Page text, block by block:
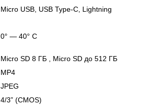
Micro USB, USB Type-C, Lightning
0° — 40° C
Micro SD 8 ГБ , Micro SD до 512 ГБ
MP4
JPEG
4/3” (CMOS)